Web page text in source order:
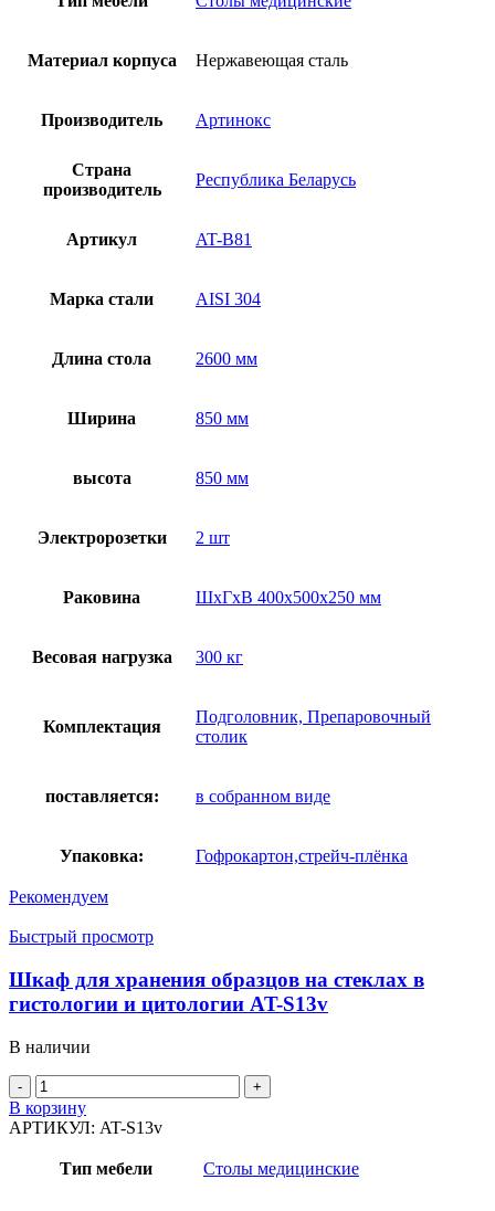
AT-
Материал корпуса Нержавеющая сталь
Производитель Артинокс
Страна
производитель
Республика Беларусь
Артикул AT-B81
Марка стали AISI 304
Длина стола 2600 мм
Ширина 850 мм
высота 850 мм
Электророзетки 2 шт
Раковина ШхГхВ 400х500х250 мм
Весовая нагрузка 300 кг
Комплектация
Подголовник, Препаровочный
столик
поставляется: в собранном виде
Упаковка: Гофрокартон,стрейч-плёнка
Рекомендуем
Быстрый просмотр
Шкаф для хранения образцов на стеклах в
гистологии и цитологии AT-S13v
В наличии
Количество
товара
Шкаф
хранения
В корзину
АРТИКУЛ: AT-S13v
Тип мебели Столы медицинские